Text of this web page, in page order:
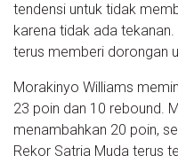
tendensi untuk tidak
karena tidak ada
terus memberi dorongan
Morakinyo Williams
23 poin dan 10 rebound.
menambahkan 20 poin,
Rekor Satria Muda terus